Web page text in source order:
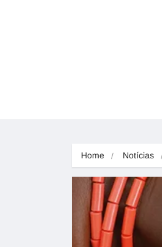
Home Notícias